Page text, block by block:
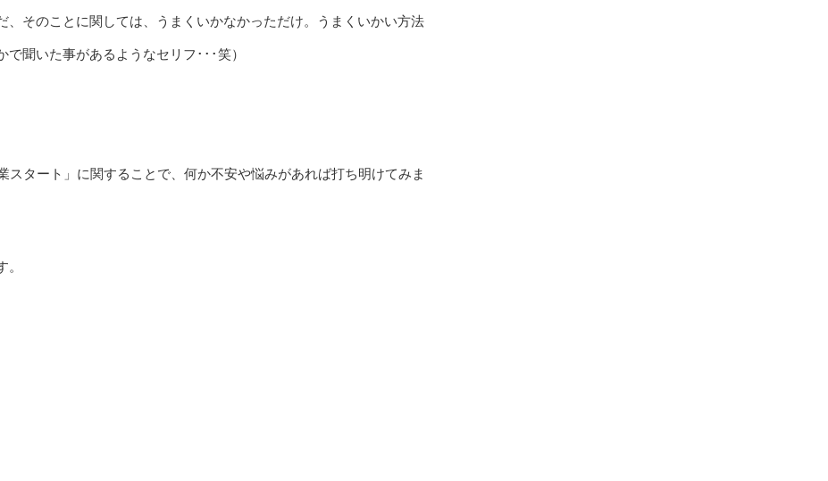
そのことに関しては、うまくいかなかっただけ。うまくいかい方法
聞いた事があるようなセリフ･･･笑）
スタート」に関することで、何か不安や悩みがあれば打ち明けてみま